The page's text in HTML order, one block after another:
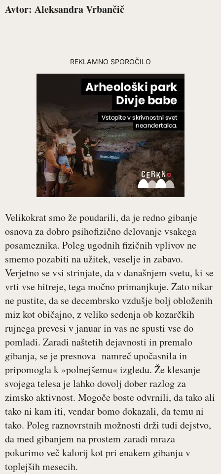
Avtor: Aleksandra Vrbančič
REKLAMNO SPOROČILO
Velikokrat smo že poudarili, da je redno gibanje
osnova za dobro psihofizično delovanje vsakega
posameznika. Poleg ugodnih fizičnih vplivov ne
smemo pozabiti na užitek, veselje in zabavo.
Verjetno se vsi strinjate, da v današnjem svetu, ki se
vrti vse hitreje, tega močno primanjkuje. Zato nikar
ne pustite, da se decembrsko vzdušje bolj obloženih
miz kot običajno, z veliko sedenja ob kozarčkih
rujnega prevesi v januar in vas ne spusti vse do
pomladi. Zaradi naštetih dejavnosti in premalo
gibanja, se je presnova namreč upočasnila in
pripomogla k »polnejšemu« izgledu. Že klesanje
svojega telesa je lahko dovolj dober razlog za
zimsko aktivnost. Mogoče boste odvrnili, da tako ali
tako ni kam iti, vendar bomo dokazali, da temu ni
tako. Poleg raznovrstnih možnosti drži tudi dejstvo,
da med gibanjem na prostem zaradi mraza
pokurimo več kalorij kot pri enakem gibanju v
toplejših mesecih.